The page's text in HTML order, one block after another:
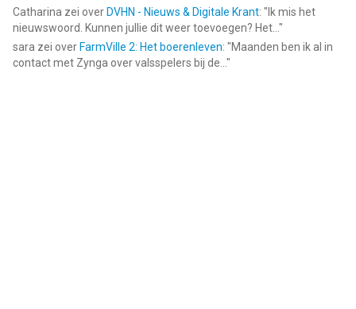
Catharina zei over DVHN - Nieuws & Digitale Krant: " Ik mis het
nieuwswoord. Kunnen jullie dit weer toevoegen? Het... "
sara zei over FarmVille 2: Het boerenleven: "Maanden ben ik al in
contact met Zynga over valsspelers bij de... "